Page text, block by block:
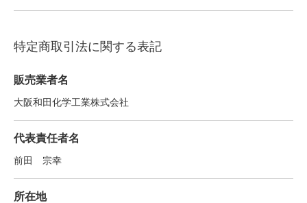
特定商取引法に関する表記
販売業者名
大阪和田化学工業株式会社
代表責任者名
前田 宗幸
所在地